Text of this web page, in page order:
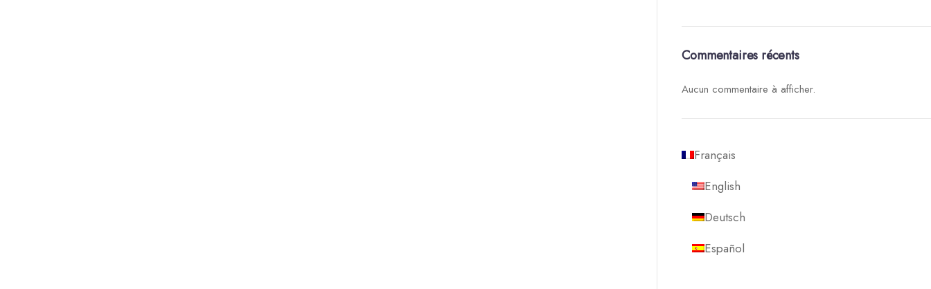
Commentaires récents
Aucun commentaire à afficher.
Français
English
Deutsch
Español